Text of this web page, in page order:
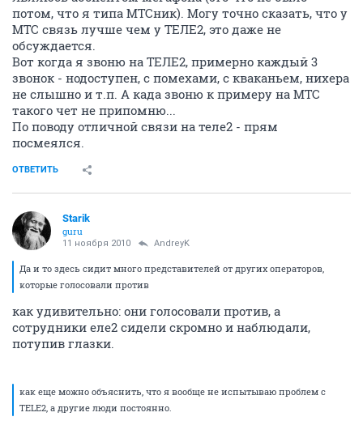
потом, что я типа МТСник). Могу точно сказать, что у
МТС связь лучше чем у ТЕЛЕ2, это даже не
обсуждается.
Вот когда я звоню на ТЕЛЕ2, примерно каждый 3
звонок - нодоступен, с помехами, с кваканьем, нихера
не слышно и т.п. А када звоню к примеру на МТС
такого чет не припомню...
По поводу отличной связи на теле2 - прям
посмеялся.
ОТВЕТИТЬ
Starik
guru
11 ноября 2010 AndreyK
Да и то здесь сидит много представителей от других операторов,
которые голосовали против
как удивительно: они голосовали против, а
сотрудники еле2 сидели скромно и наблюдали,
потупив глазки.
как еще можно объяснить, что я вообще не испытываю проблем с
TELE2, а другие люди постоянно.